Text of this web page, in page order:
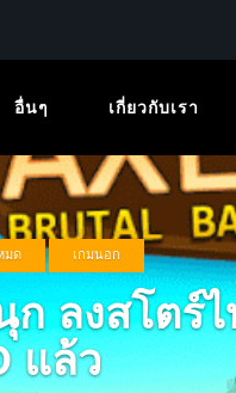
อื่นๆ เกี่ยวกับเรา
มด เกมนอก
ลงสโตร์
แล้ว